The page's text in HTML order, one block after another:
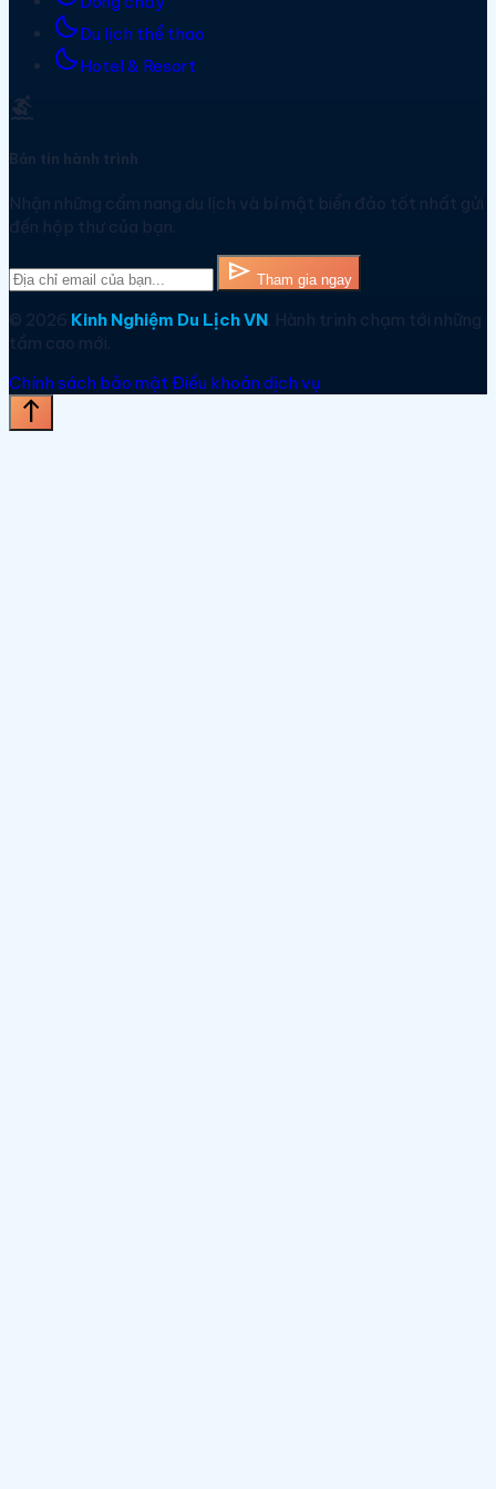
bedtimeDu lịch thể thao
bedtimeHotel & Resort
surfing
Bản tin hành trình
Nhận những cẩm nang du lịch và bí mật biển đảo tốt nhất gửi
đến hộp thư của bạn.
send Tham gia ngay
© 2026 Kinh Nghiệm Du Lịch VN. Hành trình chạm tới những
tầm cao mới.
Chính sách bảo mậtĐiều khoản dịch vụ
north